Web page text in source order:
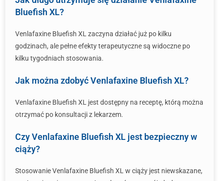
Bluefish XL?
Venlafaxine Bluefish XL zaczyna działać już po kilku
godzinach, ale pełne efekty terapeutyczne są widoczne po
kilku tygodniach stosowania.
Jak można zdobyć Venlafaxine Bluefish XL?
Venlafaxine Bluefish XL jest dostępny na receptę, którą można
otrzymać po konsultacji z lekarzem.
Czy Venlafaxine Bluefish XL jest bezpieczny w
ciąży?
Stosowanie Venlafaxine Bluefish XL w ciąży jest niewskazane,